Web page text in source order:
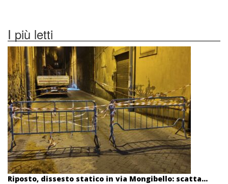
I più letti
Riposto, dissesto statico in via Mongibello: scatta...